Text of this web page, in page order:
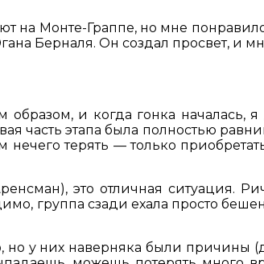
на Монте-Граппе, но мне
Берналя. Он создал просвет, и
образом, и когда гонка
часть этапа была полностью
терять — только
это отличная ситуация.
группа сзади ехала просто
у них наверняка были причины